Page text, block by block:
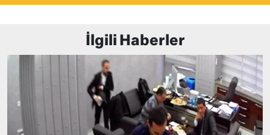
İlgili Haberler